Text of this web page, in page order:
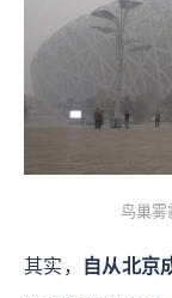
鸟巢雾
其实， 自从北京